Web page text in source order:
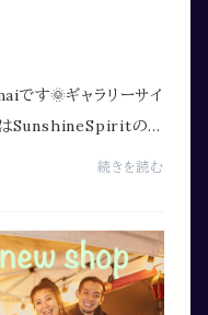
です🌞ギャラリーサイ
はSunshineSpiritの原
冒険談を綴っていくの
続きを読む